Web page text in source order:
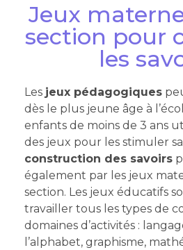
Jeux
section pour
les
Les jeux pédagogiques
dès le plus jeune âge à
enfants de moins de 3 ans
des jeux pour les stimuler
construction des savoirs
également par les jeux
section. Les jeux éducatifs
travailler tous les types de
domaines d’activités :
l’alphabet, graphisme,